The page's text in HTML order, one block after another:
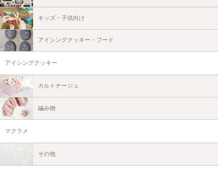
キッズ・子供向け
アイシングクッキー・フード
アイシングクッキー
カルトナージュ
編み物
マクラメ
その他